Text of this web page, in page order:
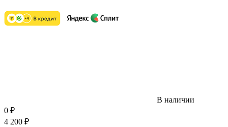
В наличии
0 ₽
4 200 ₽